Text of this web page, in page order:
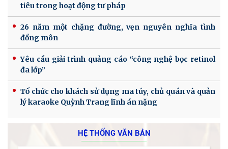
tiêu trong hoạt động tư pháp
26 năm một chặng đường, vẹn nguyên nghĩa tình
đồng môn
Yêu cầu giải trình quảng cáo “công nghệ bọc retinol
đa lớp”
Tổ chức cho khách sử dụng ma túy, chủ quán và quản
lý karaoke Quỳnh Trang lĩnh án nặng
HỆ THỐNG VĂN BẢN